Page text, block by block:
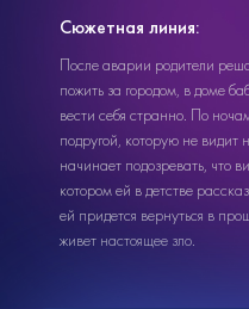
Сюжетная линия:
После аварии родители
пожить за городом, в доме
вести себя странно. По
подругой, которую не видит
начинает подозревать, что
котором ей в детстве
ей придется вернуться в
живет настоящее зло.